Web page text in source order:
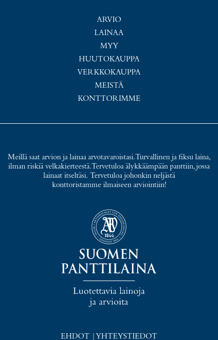
ARVIO
LAINAA
MYY
HUUTOKAUPPA
VERKKOKAUPPA
MEISTÄ
KONTTORIMME
Meillä saat arvion ja lainaa arvotavaroistasi. Turvallinen ja fiksu laina,
ilman riskiä velkakierteestä. Tervetuloa älykkäämpään panttiin, jossa
lainaat itseltäsi. Tervetuloa johonkin neljästä
konttoristamme ilmaiseen arviointiin!
EHDOT YHTEYSTIEDOT